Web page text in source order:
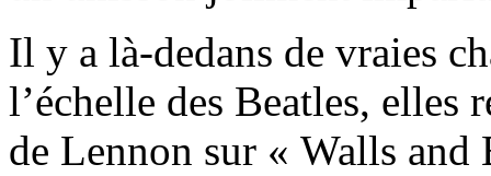
Il y a là-dedans de vraies
l’échelle des Beatles, elles
de Lennon sur « Walls